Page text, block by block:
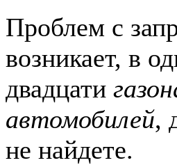
Проблем с
возникает, в
двадцати
автомобилей,
не найдете.